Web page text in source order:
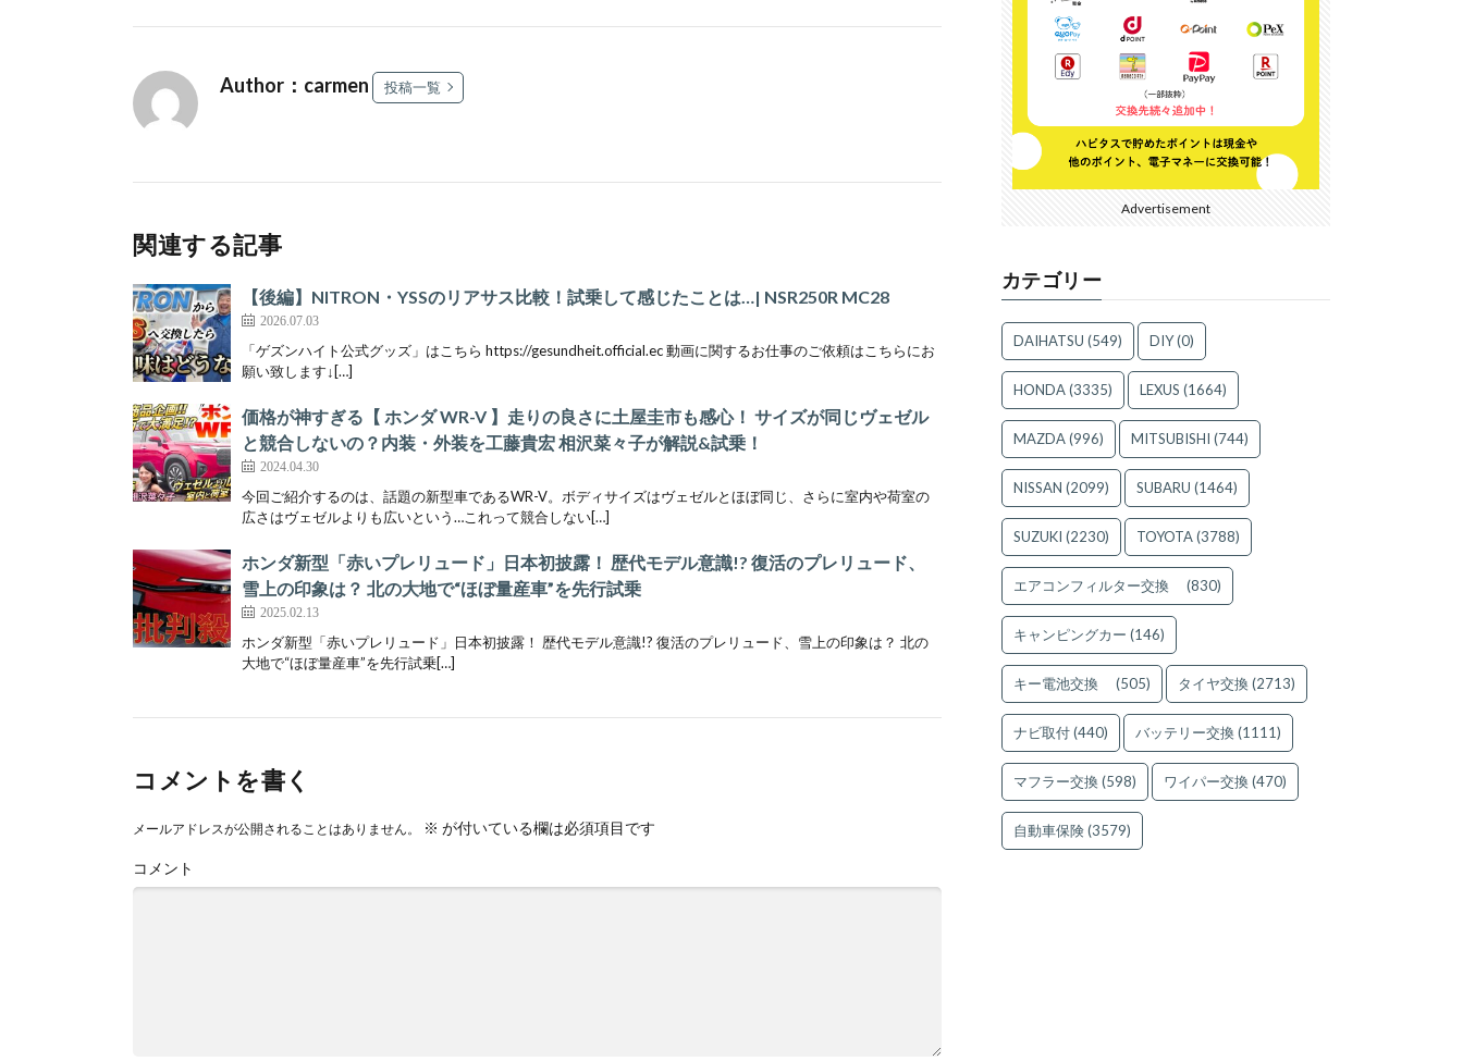
Author：carmen 投稿一覧
関連する記事
【後編】NITRON・YSSのリアサス比較！試乗して感じたことは…| NSR250R MC28
2026.07.03
「ゲズンハイト公式グッズ」はこちら https://gesundheit.official.ec 動画に関するお仕事のご依頼はこちらにお
願い致します↓[…]
価格が神すぎる【 ホンダ WR-V 】走りの良さに土屋圭市も感心！ サイズが同じヴェゼル
と競合しないの？内装・外装を工藤貴宏 相沢菜々子が解説&試乗！
2024.04.30
今回ご紹介するのは、話題の新型車であるWR-V。ボディサイズはヴェゼルとほぼ同じ、さらに室内や荷室の
広さはヴェゼルよりも広いという…これって競合しない[…]
ホンダ新型「赤いプレリュード」日本初披露！ 歴代モデル意識!? 復活のプレリュード、
雪上の印象は？ 北の大地で“ほぼ量産車”を先行試乗
2025.02.13
ホンダ新型「赤いプレリュード」日本初披露！ 歴代モデル意識!? 復活のプレリュード、雪上の印象は？ 北の
大地で“ほぼ量産車”を先行試乗[…]
コメントを書く
メールアドレスが公開されることはありません。 ※ が付いている欄は必須項目です
コメント
Advertisement
カテゴリー
DAIHATSU (549) DIY(0)
HONDA(3335) LEXUS (1664)
MAZDA(996) MITSUBISHI (744)
NISSAN (2099) SUBARU (1464)
SUZUKI (2230) TOYOTA(3788)
エアコンフィルター交換 (830)
キャンピングカー (146)
キー電池交換 (505) タイヤ交換(2713)
ナビ取付(440) バッテリー交換(1111)
マフラー交換(598) ワイパー交換(470)
自動車保険(3579)